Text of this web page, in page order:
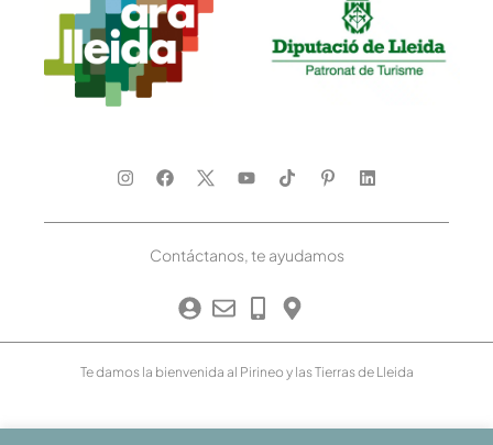
Contáctanos, te ayudamos
Te damos la bienvenida al Pirineo y las Tierras de Lleida